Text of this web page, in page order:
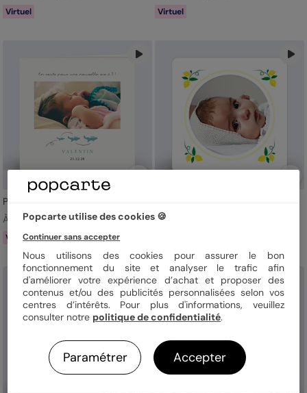
Virtuel Virtuel
Petits Avions
À partir de 1,29 €
Virtuel
À partir de 1,19 €
Popcarte utilise des cookies 🍪
Continuer sans accepter
Nous utilisons des cookies pour assurer le bon
fonctionnement du site et analyser le trafic afin
d'améliorer votre expérience d’achat et proposer des
contenus et/ou des publicités personnalisées selon vos
centres d’intérêts. Pour plus d'informations, veuillez
consulter notre politique de confidentialité.
Paramétrer Accepter